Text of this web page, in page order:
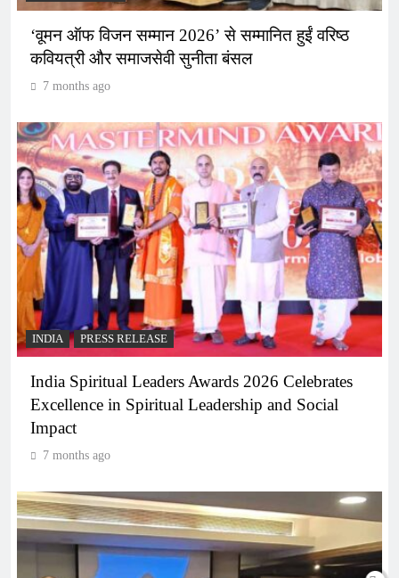
‘वूमन ऑफ विजन सम्मान 2026’ से सम्मानित हुईं वरिष्ठ
कवियत्री और समाजसेवी सुनीता बंसल
7 months ago
INDIA PRESS RELEASE
India Spiritual Leaders Awards 2026 Celebrates
Excellence in Spiritual Leadership and Social
Impact
7 months ago